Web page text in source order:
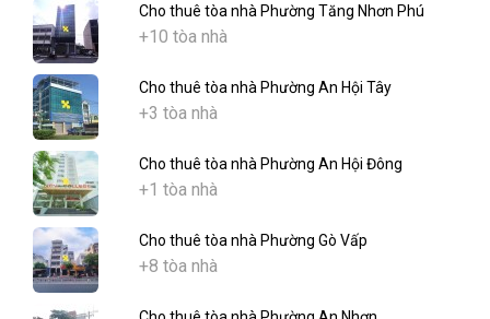
Cho thuê tòa nhà Phường Tăng Nhơn Phú
+10 tòa nhà
Cho thuê tòa nhà Phường An Hội Tây
+3 tòa nhà
Cho thuê tòa nhà Phường An Hội Đông
+1 tòa nhà
Cho thuê tòa nhà Phường Gò Vấp
+8 tòa nhà